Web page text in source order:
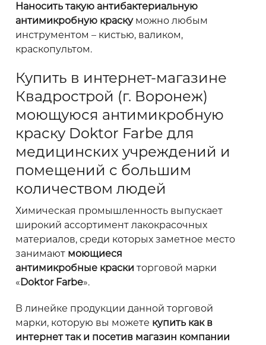
Наносить такую антибактериальную
антимикробную краскуможно любым
инструментом – кистью, валиком,
краскопультом.
Купить в интернет-магазине
Квадрострой (г. Воронеж)
моющуюся антимикробную
краску Doktor Farbe для
медицинских учреждений и
помещений с большим
количеством людей
Химическая промышленность выпускает
широкий ассортимент лакокрасочных
материалов, среди которых заметное место
занимают моющиеся
антимикробные краски торговой марки
« Doktor Farbe».
В линейке продукции данной торговой
марки, которую вы можете купить как в
интернет так и посетив магазин компании